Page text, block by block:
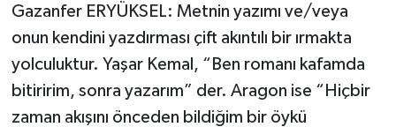
Gazanfer ERYÜKSEL: Metnin yazımı ve/veya
onun kendini yazdırması çift akıntılı bir ırmakta
yolculuktur. Yaşar Kemal, “Ben romanı kafamda
bitiririm, sonra yazarım” der. Aragon ise “Hiçbir
zaman akışını önceden bildiğim bir öykü